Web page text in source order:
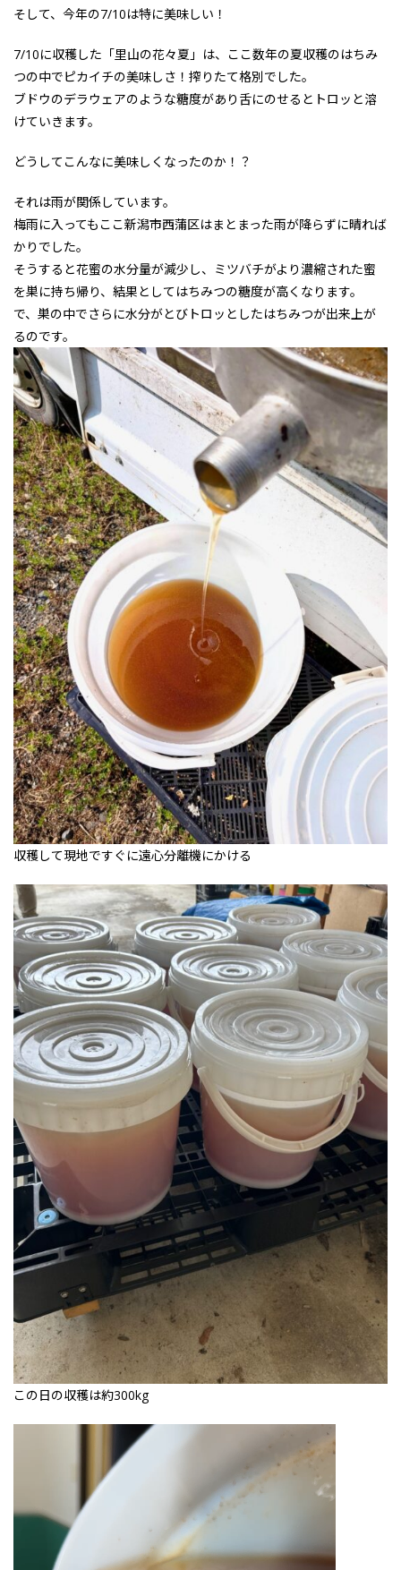
そして、今年の7/10は特に美味しい！
7/10に収穫した「里山の花々夏」は、ここ数年の夏収穫のはちみ
つの中でピカイチの美味しさ！搾りたて格別でした。
ブドウのデラウェアのような糖度があり舌にのせるとトロッと溶
けていきます。
どうしてこんなに美味しくなったのか！？
それは雨が関係しています。
梅雨に入ってもここ新潟市西蒲区はまとまった雨が降らずに晴れば
かりでした。
そうすると花蜜の水分量が減少し、ミツバチがより濃縮された蜜
を巣に持ち帰り、結果としてはちみつの糖度が高くなります。
で、巣の中でさらに水分がとびトロッとしたはちみつが出来上が
るのです。
収穫して現地ですぐに遠心分離機にかける
この日の収穫は約300kg